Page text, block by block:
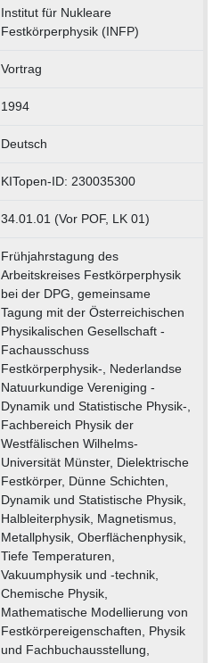
Institut für Nukleare
Festkörperphysik (INFP)
Vortrag
1994
Deutsch
KITopen-ID: 230035300
34.01.01 (Vor POF, LK 01)
Frühjahrstagung des
Arbeitskreises Festkörperphysik
bei der DPG, gemeinsame
Tagung mit der Österreichischen
Physikalischen Gesellschaft -
Fachausschuss
Festkörperphysik-, Nederlandse
Natuurkundige Vereniging -
Dynamik und Statistische Physik-,
Fachbereich Physik der
Westfälischen Wilhelms-
Universität Münster, Dielektrische
Festkörper, Dünne Schichten,
Dynamik und Statistische Physik,
Halbleiterphysik, Magnetismus,
Metallphysik, Oberflächenphysik,
Tiefe Temperaturen,
Vakuumphysik und -technik,
Chemische Physik,
Mathematische Modellierung von
Festkörpereigenschaften, Physik
und Fachbuchausstellung,